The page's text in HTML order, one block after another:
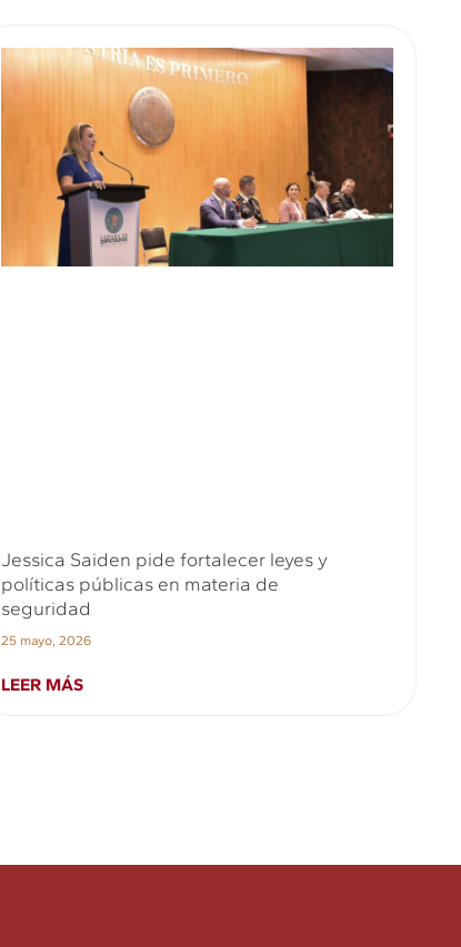
Jessica Saiden pide fortalecer leyes y
políticas públicas en materia de
seguridad
25 mayo, 2026
LEER MÁS